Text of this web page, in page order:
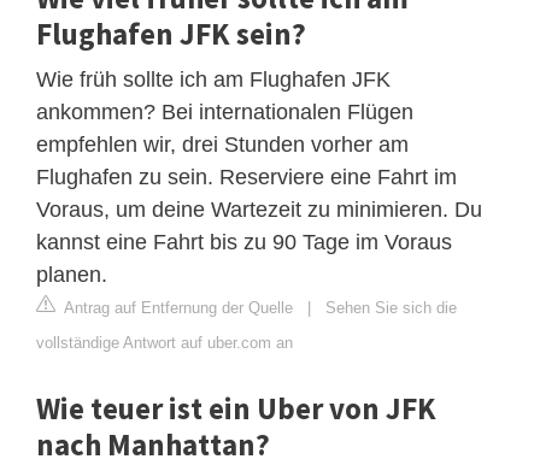
Flughafen JFK sein?
Wie früh sollte ich am Flughafen JFK
ankommen? Bei internationalen Flügen
empfehlen wir, drei Stunden vorher am
Flughafen zu sein. Reserviere eine Fahrt im
Voraus, um deine Wartezeit zu minimieren. Du
kannst eine Fahrt bis zu 90 Tage im Voraus
planen.
Antrag auf Entfernung der Quelle | Sehen Sie sich die
vollständige Antwort auf uber.com an
Wie teuer ist ein Uber von JFK
nach Manhattan?